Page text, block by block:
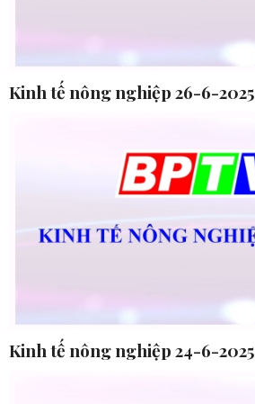
Kinh tế nông nghiệp 26-6-2025
Kinh tế nông nghiệp 24-6-2025